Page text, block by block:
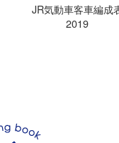
JR気動車客車編成
2019